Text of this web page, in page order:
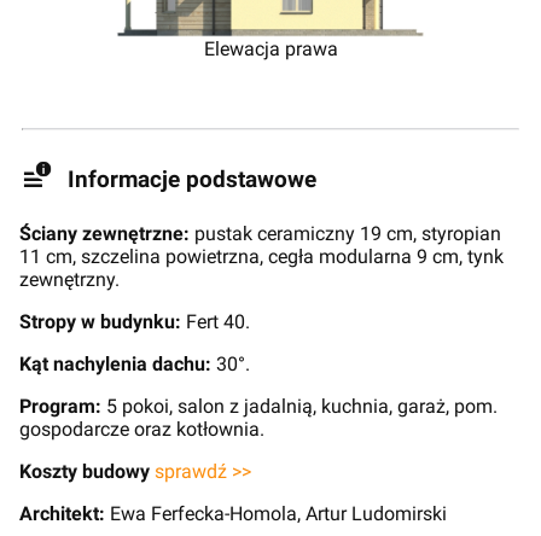
Elewacja prawa
Informacje podstawowe
Ściany zewnętrzne: pustak ceramiczny 19 cm, styropian
11 cm, szczelina powietrzna, cegła modularna 9 cm, tynk
zewnętrzny.
Stropy w budynku: Fert 40.
Kąt nachylenia dachu: 30°.
Program: 5 pokoi, salon z jadalnią, kuchnia, garaż, pom.
gospodarcze oraz kotłownia.
Koszty budowy sprawdź >>
Architekt: Ewa Ferfecka-Homola, Artur Ludomirski